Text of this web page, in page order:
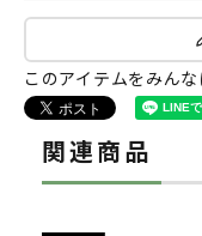
このアイテムをみん
関連商品